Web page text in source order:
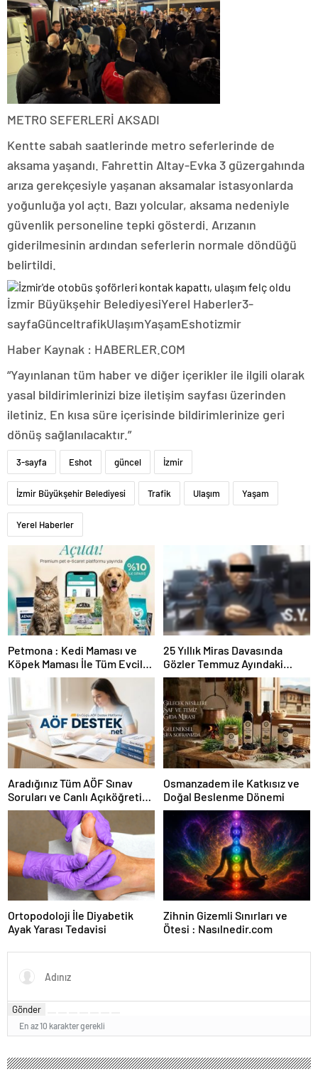
METRO SEFERLERİ AKSADI
Kentte sabah saatlerinde metro seferlerinde de
aksama yaşandı. Fahrettin Altay-Evka 3 güzergahında
arıza gerekçesiyle yaşanan aksamalar istasyonlarda
yoğunluğa yol açtı. Bazı yolcular, aksama nedeniyle
güvenlik personeline tepki gösterdi. Arızanın
giderilmesinin ardından seferlerin normale döndüğü
belirtildi.
İzmir Büyükşehir BelediyesiYerel Haberler3-
sayfaGünceltrafikUlaşımYaşamEshotizmir
Haber Kaynak : HABERLER.COM
“Yayınlanan tüm haber ve diğer içerikler ile ilgili olarak
yasal bildirimlerinizi bize iletişim sayfası üzerinden
iletiniz. En kısa süre içerisinde bildirimlerinize geri
dönüş sağlanılacaktır.”
3-sayfa Eshot güncel İzmir
İzmir Büyükşehir Belediyesi Trafik Ulaşım Yaşam
Yerel Haberler
Petmona : Kedi Maması ve
Köpek Maması İle Tüm Evcil
Hayvan Ürünleri
25 Yıllık Miras Davasında
Gözler Temmuz Ayındaki
Karar Duruşmasına Çevrildi
Aradığınız Tüm AÖF Sınav
Soruları ve Canlı Açıköğretim
Forumu Burada
Osmanzadem ile Katkısız ve
Doğal Beslenme Dönemi
Ortopodoloji İle Diyabetik
Ayak Yarası Tedavisi
Zihnin Gizemli Sınırları ve
Ötesi : Nasılnedir.com
Gönder
En az 10 karakter gerekli